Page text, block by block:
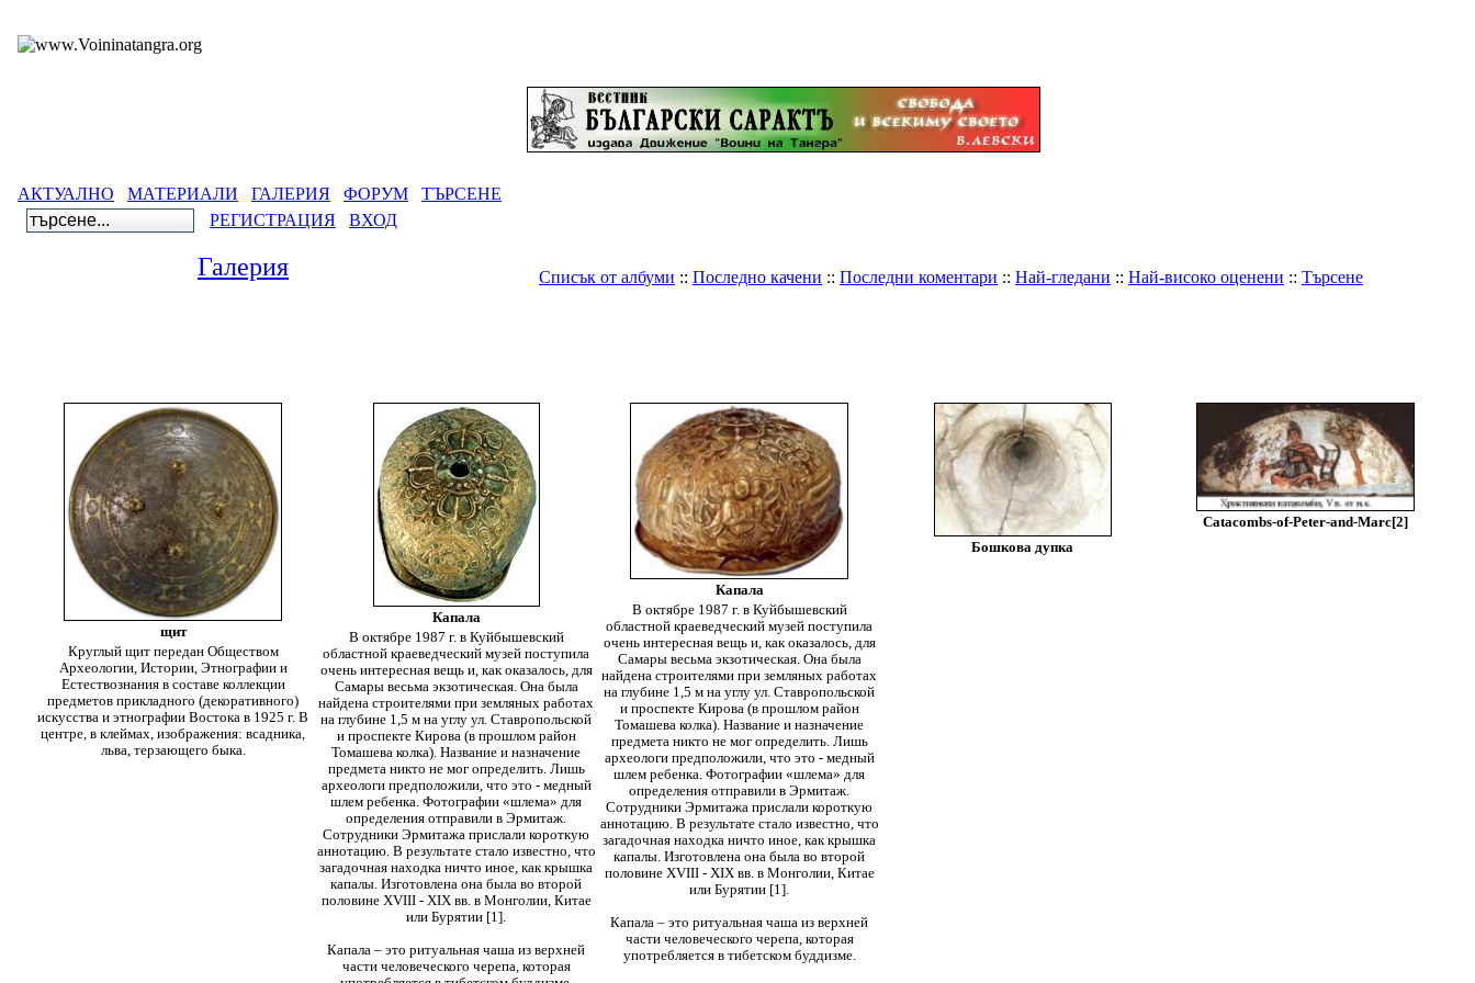
АКТУАЛНО МАТЕРИАЛИ ГАЛЕРИЯ ФОРУМ
ТЪРСЕНЕ
РЕГИСТРАЦИЯ
ВХОД
Галерия Списък от албуми :: Последно качени :: Последни коментари :: Най-гледани :: Най-високо оценени :: Търсене
щит
Круглый щит передан Обществом
Археологии, Истории, Этнографии и
Естествознания в составе коллекции
предметов прикладного (декоративного)
искусства и этнографии Востока в 1925 г. В
центре, в клеймах, изображения: всадника,
льва, терзающего быка.
Капала
В октябре 1987 г. в Куйбышевский
областной краеведческий музей поступила
очень интересная вещь и, как оказалось, для
Самары весьма экзотическая. Она была
найдена строителями при земляных работах
на глубине 1,5 м на углу ул. Ставропольской
и проспекте Кирова (в прошлом район
Томашева колка). Название и назначение
предмета никто не мог определить. Лишь
археологи предположили, что это - медный
шлем ребенка. Фотографии «шлема» для
определения отправили в Эрмитаж.
Сотрудники Эрмитажа прислали короткую
аннотацию. В результате стало известно, что
загадочная находка ничто иное, как крышка
капалы. Изготовлена она была во второй
половине XVIII - XIX вв. в Монголии, Китае
или Бурятии [1].
Капала – это ритуальная чаша из верхней
части человеческого черепа, которая
Капала
В октябре 1987 г. в Куйбышевский
областной краеведческий музей поступила
очень интересная вещь и, как оказалось, для
Самары весьма экзотическая. Она была
найдена строителями при земляных работах
на глубине 1,5 м на углу ул. Ставропольской
и проспекте Кирова (в прошлом район
Томашева колка). Название и назначение
предмета никто не мог определить. Лишь
археологи предположили, что это - медный
шлем ребенка. Фотографии «шлема» для
определения отправили в Эрмитаж.
Сотрудники Эрмитажа прислали короткую
аннотацию. В результате стало известно, что
загадочная находка ничто иное, как крышка
капалы. Изготовлена она была во второй
половине XVIII - XIX вв. в Монголии, Китае
или Бурятии [1].
Капала – это ритуальная чаша из верхней
части человеческого черепа, которая
употребляется в тибетском буддизме.
Бошкова дупка
Catacombs-of-Peter-and-Marc[2]